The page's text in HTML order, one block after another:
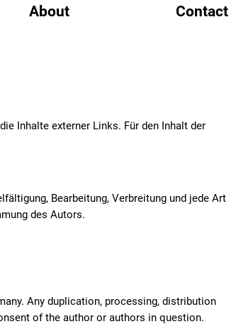
About Contact
Inhalte externer Links. Für den Inhalt der
Bearbeitung, Verbreitung und jede Art
des Autors.
Any duplication, processing, distribution
of the author or authors in question.